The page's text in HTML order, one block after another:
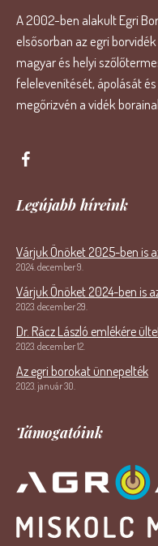
A 2002-ben alakult Egri
elsősorban az egri
magyar és helyi
felelevenítését, ápolását
megőrizvén a vidék
Legújabb híreink
Várjuk Önöket 2025-ben is
2024. december 9.
Várjuk Önöket 2024-ben is
2023. december 29.
Dr. Rácz László emlékére
2023. december 12.
Az egri borokat ünnepelték
2023. január 30.
Támogatóink